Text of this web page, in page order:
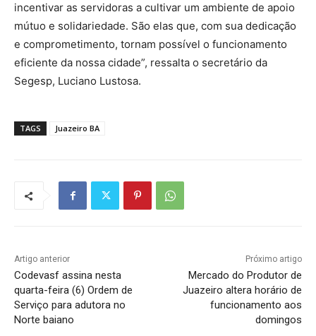
incentivar as servidoras a cultivar um ambiente de apoio
mútuo e solidariedade. São elas que, com sua dedicação
e comprometimento, tornam possível o funcionamento
eficiente da nossa cidade”, ressalta o secretário da
Segesp, Luciano Lustosa.
TAGS Juazeiro BA
Artigo anterior
Codevasf assina nesta
quarta-feira (6) Ordem de
Serviço para adutora no
Norte baiano
Próximo artigo
Mercado do Produtor de
Juazeiro altera horário de
funcionamento aos
domingos